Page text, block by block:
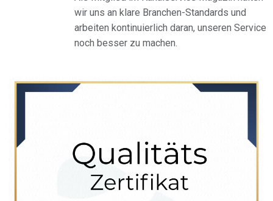
wir uns an klare Branchen-Standards und
arbeiten kontinuierlich daran, unseren Service
noch besser zu machen.